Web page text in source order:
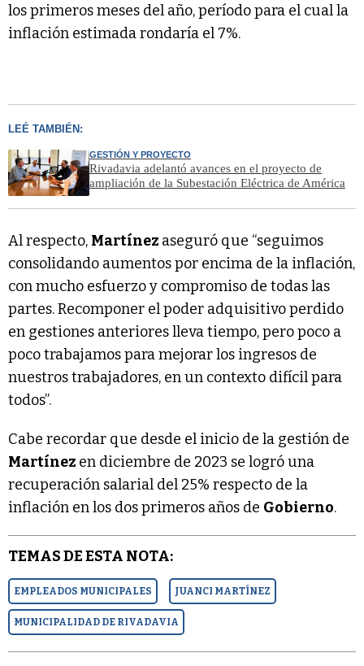
los primeros meses del año, período para el cual la
inflación estimada rondaría el 7%.
LEÉ TAMBIÉN:
GESTIÓN Y PROYECTO
Rivadavia adelantó avances en el proyecto de
ampliación de la Subestación Eléctrica de América
Al respecto, Martínez aseguró que “seguimos
consolidando aumentos por encima de la inflación,
con mucho esfuerzo y compromiso de todas las
partes. Recomponer el poder adquisitivo perdido
en gestiones anteriores lleva tiempo, pero poco a
poco trabajamos para mejorar los ingresos de
nuestros trabajadores, en un contexto difícil para
todos”.
Cabe recordar que desde el inicio de la gestión de
Martínez en diciembre de 2023 se logró una
recuperación salarial del 25% respecto de la
inflación en los dos primeros años de Gobierno.
TEMAS DE ESTA NOTA:
EMPLEADOS MUNICIPALES JUANCI MARTÍNEZ
MUNICIPALIDAD DE RIVADAVIA